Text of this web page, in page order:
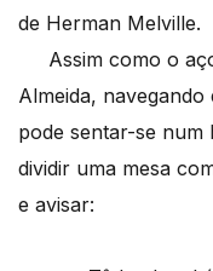
de Herman Melville.
Assim como o
Almeida,
pode sentar-se num
dividir uma mesa
e avisar: